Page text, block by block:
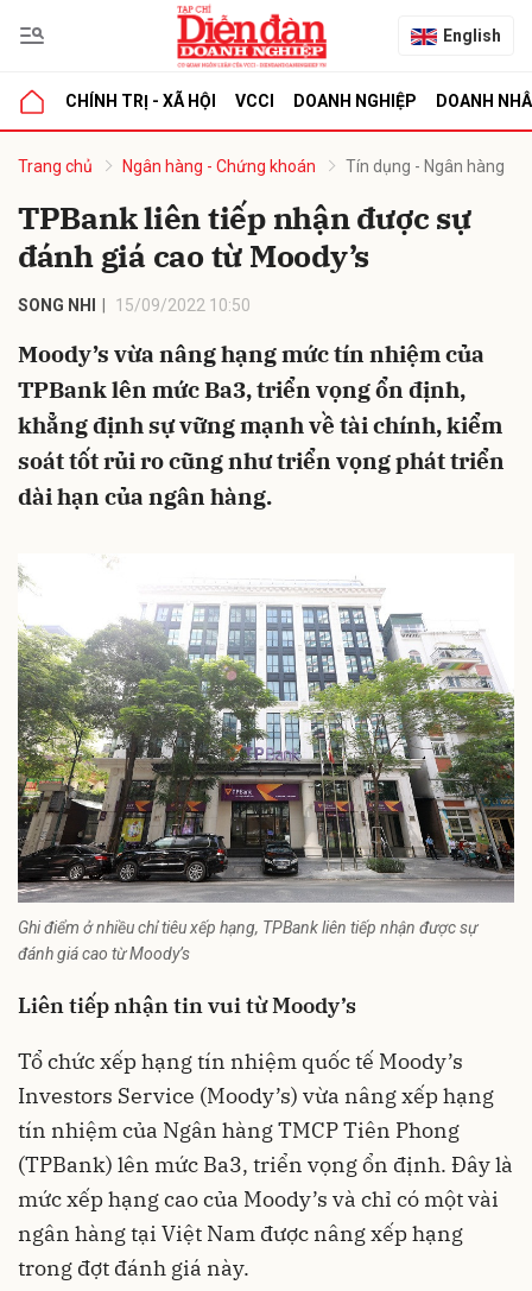
English
CHÍNH TRỊ - XÃ HỘI VCCI DOANH NGHIỆP DOANH
Trang chủ Ngân hàng - Chứng khoán Tín dụng - Ngân hàng
TPBank liên tiếp nhận được sự
đánh giá cao từ Moody’s
SONG NHI 15/09/2022 10:50
Moody’s vừa nâng hạng mức tín nhiệm của
TPBank lên mức Ba3, triển vọng ổn định,
khẳng định sự vững mạnh về tài chính, kiểm
soát tốt rủi ro cũng như triển vọng phát triển
dài hạn của ngân hàng.
Ghi điểm ở nhiều chỉ tiêu xếp hạng, TPBank liên tiếp nhận được sự
đánh giá cao từ Moody’s
Liên tiếp nhận tin vui từ Moody’s
Tổ chức xếp hạng tín nhiệm quốc tế Moody’s
Investors Service (Moody’s) vừa nâng xếp hạng
tín nhiệm của Ngân hàng TMCP Tiên Phong
(TPBank) lên mức Ba3, triển vọng ổn định. Đây là
mức xếp hạng cao của Moody’s và chỉ có một vài
ngân hàng tại Việt Nam được nâng xếp hạng
trong đợt đánh giá này.
luận
Hủy